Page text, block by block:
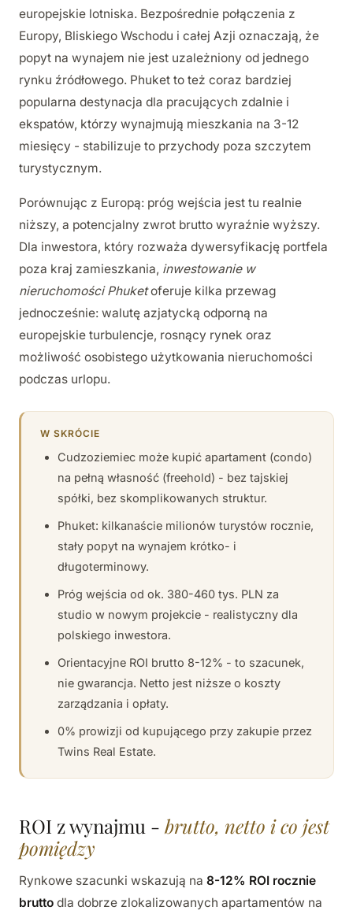
europejskie lotniska. Bezpośrednie połączenia z
Europy, Bliskiego Wschodu i całej Azji oznaczają, że
popyt na wynajem nie jest uzależniony od jednego
rynku źródłowego. Phuket to też coraz bardziej
popularna destynacja dla pracujących zdalnie i
ekspatów, którzy wynajmują mieszkania na 3-12
miesięcy - stabilizuje to przychody poza szczytem
turystycznym.
Porównując z Europą: próg wejścia jest tu realnie
niższy, a potencjalny zwrot brutto wyraźnie wyższy.
Dla inwestora, który rozważa dywersyfikację portfela
poza kraj zamieszkania, inwestowanie w
nieruchomości Phuketoferuje kilka przewag
jednocześnie: walutę azjatycką odporną na
europejskie turbulencje, rosnący rynek oraz
możliwość osobistego użytkowania nieruchomości
podczas urlopu.
W SKRÓCIE
Cudzoziemiec może kupić apartament (condo)
na pełną własność (freehold) - bez tajskiej
spółki, bez skomplikowanych struktur.
Phuket: kilkanaście milionów turystów rocznie,
stały popyt na wynajem krótko- i
długoterminowy.
Próg wejścia od ok. 380-460 tys. PLN za
studio w nowym projekcie - realistyczny dla
polskiego inwestora.
Orientacyjne ROI brutto 8-12% - to szacunek,
nie gwarancja. Netto jest niższe o koszty
zarządzania i opłaty.
0% prowizji od kupującego przy zakupie przez
Twins Real Estate.
ROI z wynajmu - brutto, netto i co jest
pomiędzy
Rynkowe szacunki wskazują na 8-12% ROI rocznie
brutto dla dobrze zlokalizowanych apartamentów na